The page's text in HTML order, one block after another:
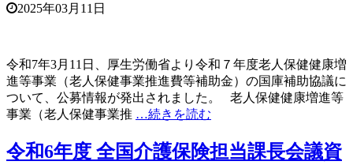
2025年03月11日
令和7年3月11日、厚生労働省より令和７年度老人保健健康増
進等事業（老人保健事業推進費等補助金）の国庫補助協議に
ついて、公募情報が発出されました。 老人保健健康増進等
事業（老人保健事業推 …続きを読む
令和6年度 全国介護保険担当課長会議資